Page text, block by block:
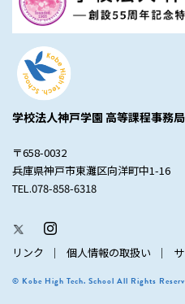
学校法人神戸学園 高等課程事務局
〒658-0032
兵庫県神戸市東灘区向洋町中1-16
TEL.078-858-6318
リンク 個人情報の取扱い
© Kobe High Tech. School All Rights